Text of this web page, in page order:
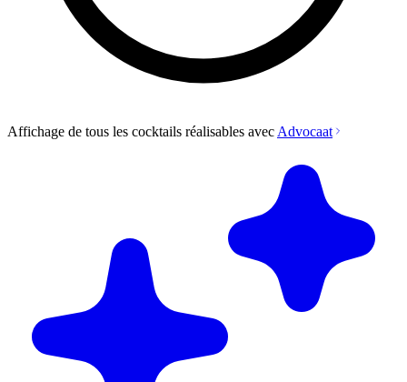
Affichage de tous les cocktails réalisables avec Advocaat